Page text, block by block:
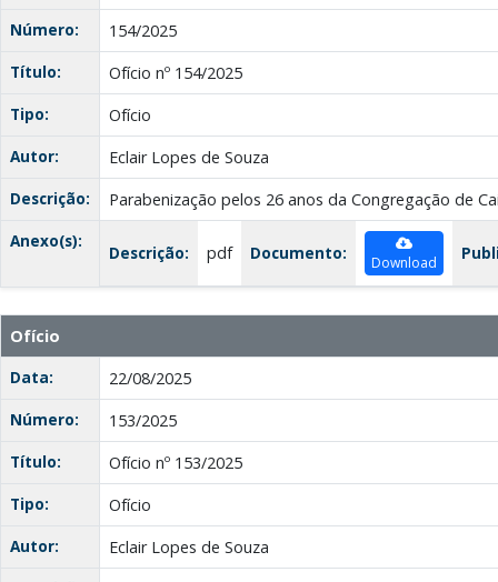
Número:
154/2025
Título:
Ofício nº 154/2025
Tipo:
Ofício
Autor:
Eclair Lopes de Souza
Descrição:
Parabenização pelos 26 anos da Congregação de
Anexo(s):
Descrição: pdf Documento: Download
Ofício
Data:
22/08/2025
Número:
153/2025
Título:
Ofício nº 153/2025
Tipo:
Ofício
Autor:
Eclair Lopes de Souza